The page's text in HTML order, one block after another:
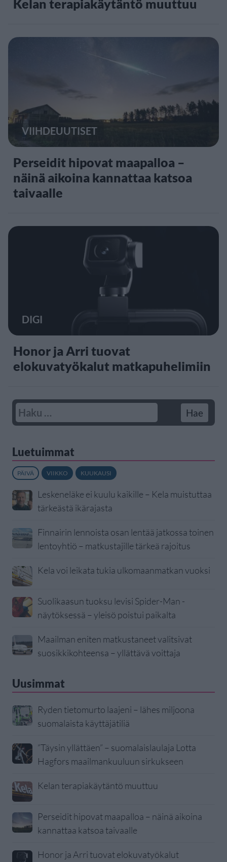
Kelan terapiakäytäntö muuttuu
VIIHDEUUTISET
Perseidit hipovat maapalloa –
näinä aikoina kannattaa katsoa
taivaalle
DIGI
Honor ja Arri tuovat
elokuvatyökalut matkapuhelimiin
Luetuimmat
PÄIVÄ VIIKKO KUUKAUSI
Leskeneläke ei kuulu kaikille – Kela muistuttaa
tärkeästä ikärajasta
Finnairin lennoista osan lentää jatkossa toinen
lentoyhtiö – matkustajille tärkeä rajoitus
Kela voi leikata tukia ulkomaanmatkan vuoksi
Suolikaasun tuoksu levisi Spider-Man -
näytöksessä – yleisö poistui paikalta
Maailman eniten matkustaneet valitsivat
suosikkikohteensa – yllättävä voittaja
Uusimmat
Ryden tietomurto laajeni – lähes miljoona
suomalaista käyttäjätiliä
”Täysin yllättäen” – suomalaislaulaja Lotta
Hagfors maailmankuuluun sirkukseen
Kelan terapiakäytäntö muuttuu
Perseidit hipovat maapalloa – näinä aikoina
kannattaa katsoa taivaalle
Honor ja Arri tuovat elokuvatyökalut